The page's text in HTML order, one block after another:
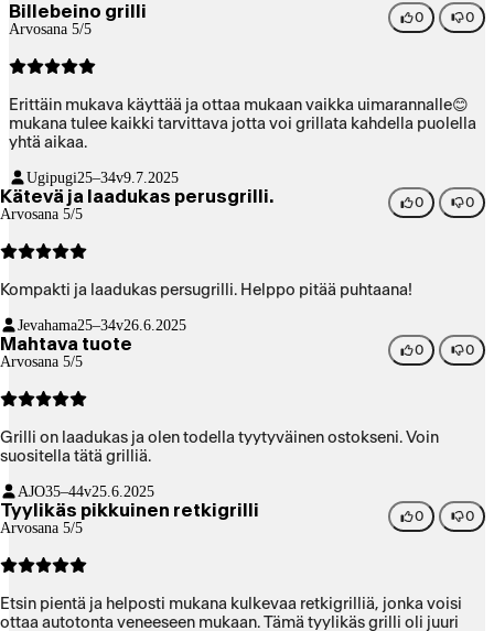
Billebeino grilli
Arvosana 5/5
0 0
Erittäin mukava käyttää ja ottaa mukaan vaikka uimarannalle😊
mukana tulee kaikki tarvittava jotta voi grillata kahdella puolella
yhtä aikaa.
Ugipugi25–34v9.7.2025
Kätevä ja laadukas perusgrilli.
Arvosana 5/5
0 0
Kompakti ja laadukas persugrilli. Helppo pitää puhtaana!
Jevahama25–34v26.6.2025
Mahtava tuote
Arvosana 5/5
0 0
Grilli on laadukas ja olen todella tyytyväinen ostokseni. Voin
suositella tätä grilliä.
AJO35–44v25.6.2025
Tyylikäs pikkuinen retkigrilli
Arvosana 5/5
0 0
Etsin pientä ja helposti mukana kulkevaa retkigrilliä, jonka voisi
ottaa autotonta veneeseen mukaan. Tämä tyylikäs grilli oli juuri